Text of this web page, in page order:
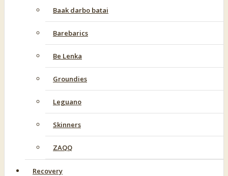
Baak darbo batai
Barebarics
Be Lenka
Groundies
Leguano
Skinners
ZAQQ
Recovery